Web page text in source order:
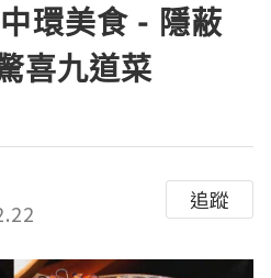
環美食 - 隱蔽
喜九道菜
追蹤